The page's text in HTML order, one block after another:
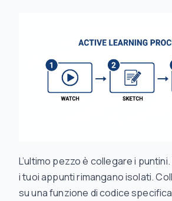
L’ultimo pezzo è collegare i
i tuoi appunti rimangano isolati.
su una funzione di codice